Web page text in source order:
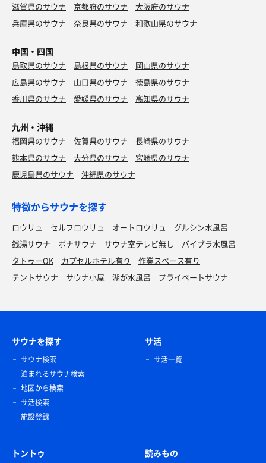
滋賀県のサウナ 京都府のサウナ
大阪府のサウナ
兵庫県のサウナ
奈良県のサウナ 和歌山県のサウナ
中国・四国
鳥取県のサウナ 島根県のサウナ
岡山県のサウナ
広島県のサウナ
山口県のサウナ
徳島県のサウナ
香川県のサウナ
愛媛県のサウナ 高知県のサウナ
九州・沖縄
福岡県のサウナ 佐賀県のサウナ
長崎県のサウナ
熊本県のサウナ
大分県のサウナ
宮崎県のサウナ
鹿児島県のサウナ
沖縄県のサウナ
特徴からサウナを探す
ロウリュ セルフロウリュ オートロウリュ
グルシン水風呂
銭湯サウナ
ボナサウナ サウナ室テレビ無し
バイブラ水風呂
タトゥーOK
カプセルホテル有り
作業スペース有り
テントサウナ
サウナ小屋 湖が水風呂 プライベートサウナ
サウナを探す
サウナ検索
泊まれるサウナ検索
地図から検索
サ活検索
施設登録
サ活
サ活一覧
トントゥ 読みもの